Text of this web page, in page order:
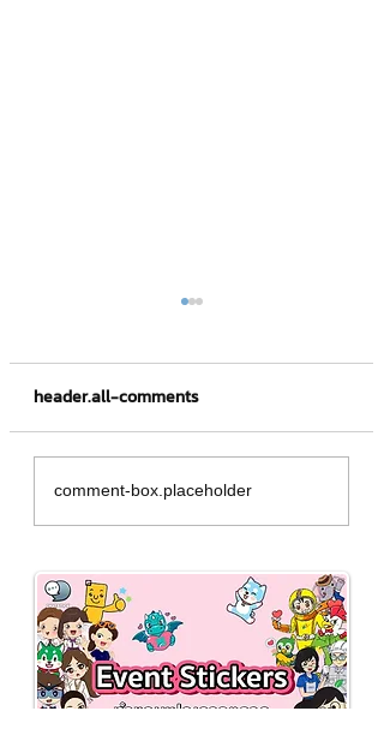
การยื่น ภ.ง.ด. 50 สำคัญ
อย่างไร❓
header.all-comments
comment-box.placeholder